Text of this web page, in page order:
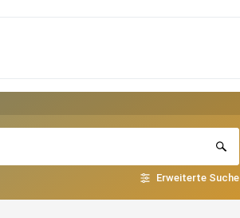
Erweiterte Suche